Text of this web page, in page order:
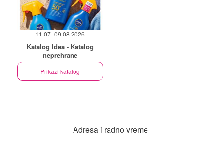
11.07.-09.08.2026
Katalog Idea - Katalog
neprehrane
Prikaži katalog
Adresa i radno vreme